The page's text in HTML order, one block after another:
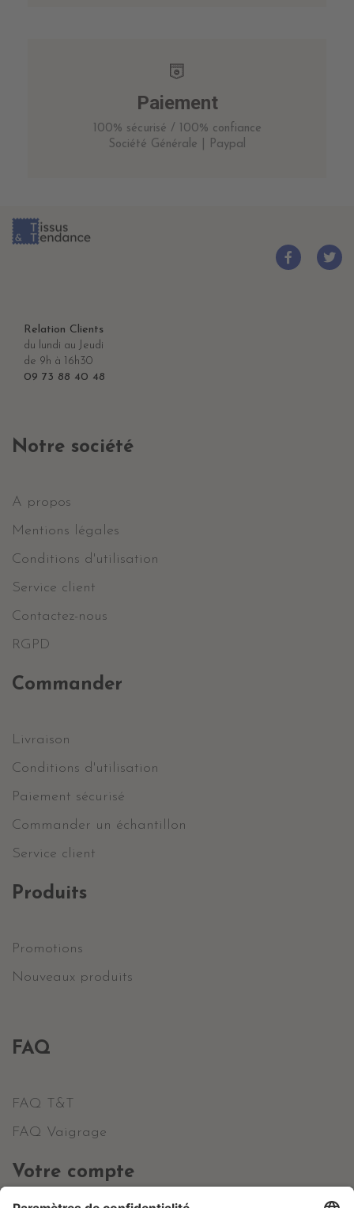
Paiement
100% sécurisé / 100% confiance
Société Générale | Paypal
Relation Clients
du lundi au Jeudi
de 9h à 16h30
09 73 88 40 48
Notre société
A propos
Mentions légales
Conditions d'utilisation
Service client
Contactez-nous
RGPD
Commander
Livraison
Conditions d'utilisation
Paiement sécurisé
Commander un échantillon
Service client
Produits
Promotions
Nouveaux produits
FAQ
FAQ T&T
FAQ Vaigrage
Votre compte